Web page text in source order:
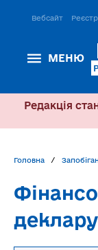
Вебсайт
МЕНЮ
Редакція
Головна